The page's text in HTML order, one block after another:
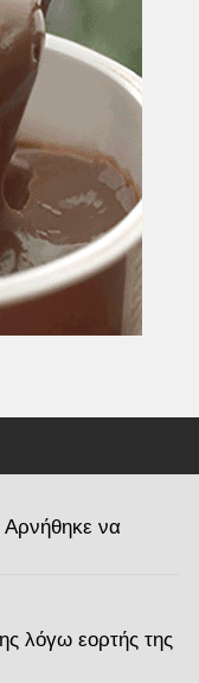
να
λόγω εορτής της